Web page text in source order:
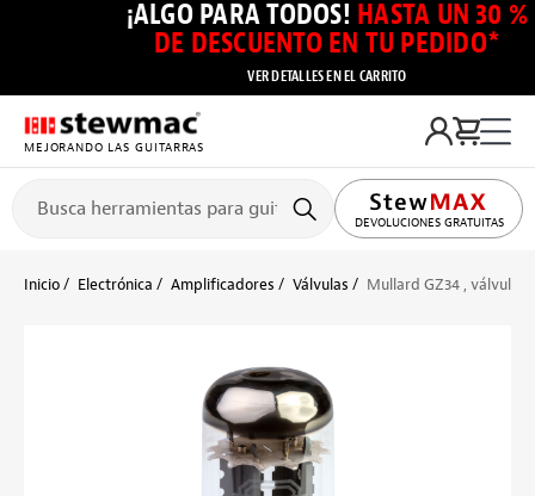
¡ALGO PARA TODOS! HASTA UN 30 %
DE DESCUENTO EN TU PEDIDO*
VER DETALLES EN EL CARRITO
MEJORANDO LAS GUITARRAS
DEVOLUCIONES GRATUITAS
Inicio Electrónica Amplificadores Válvulas Mullard GZ34 , válvula